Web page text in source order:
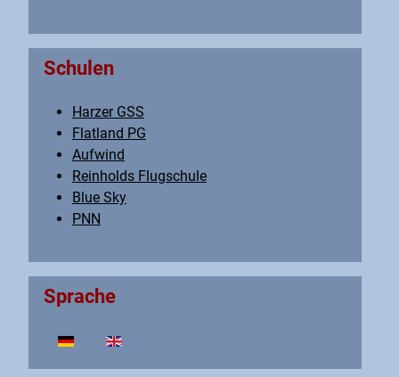
Schulen
Harzer GSS
Flatland PG
Aufwind
Reinholds Flugschule
Blue Sky
PNN
Sprache
Sprache auswählen